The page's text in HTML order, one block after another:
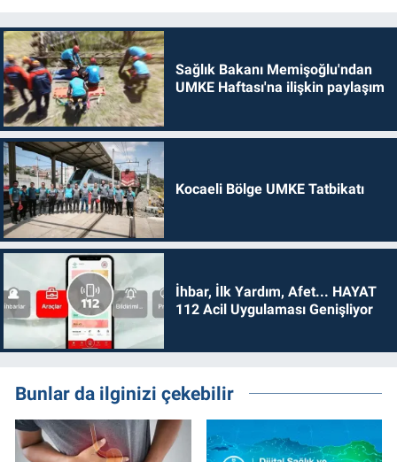
Sağlık Bakanı Memişoğlu'ndan
UMKE Haftası'na ilişkin paylaşım
Kocaeli Bölge UMKE Tatbikatı
İhbar, İlk Yardım, Afet... HAYAT
112 Acil Uygulaması Genişliyor
Bunlar da ilginizi çekebilir